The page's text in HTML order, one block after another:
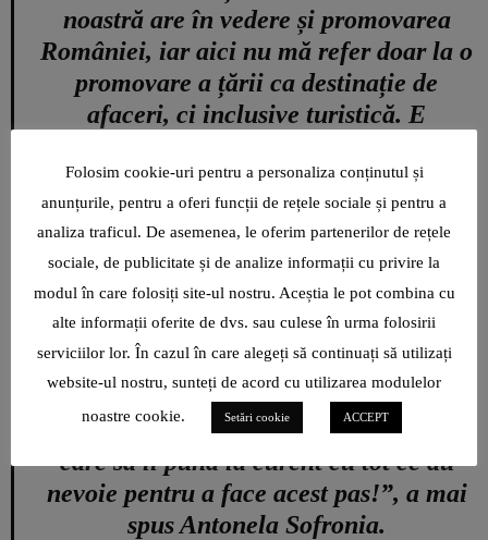
noastră are în vedere și promovarea
României, iar aici nu mă refer doar la o
promovare a țării ca destinație de
afaceri, ci inclusive turistică. E
și oportunitățile din România, astfel
încât România să devină cu adevărat o
opțiune pentru investitori. De asemenea,
n-am cum să nu remarc interesul
românilor pentru a deschide afaceri
acolo. Noi îi putem ajuta. Pe de altă
parte, mai sunt și românii stabiliți în
Emirate, care vor să revină acasă măcar
pentru afaceri și au nevoie de cineva
care să îi pună la curent cu tot ce au
nevoie pentru a face acest pas!”, a mai
spus Antonela Sofronia.
Folosim cookie-uri pentru a personaliza conținutul și
anunțurile, pentru a oferi funcții de rețele sociale și pentru a
analiza traficul. De asemenea, le oferim partenerilor de rețele
sociale, de publicitate și de analize informații cu privire la
modul în care folosiți site-ul nostru. Aceștia le pot combina cu
alte informații oferite de dvs. sau culese în urma folosirii
serviciilor lor. În cazul în care alegeți să continuați să utilizați
website-ul nostru, sunteți de acord cu utilizarea modulelor
noastre cookie.
Setări cookie ACCEPT